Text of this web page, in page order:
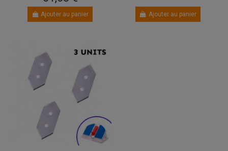
Ajouter au panier Ajouter au panier